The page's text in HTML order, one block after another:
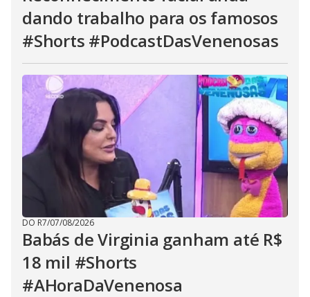
dando trabalho para os famosos
#Shorts #PodcastDasVenenosas
DO R7/07/08/2026
Babás de Virginia ganham até R$
18 mil #Shorts
#AHoraDaVenenosa